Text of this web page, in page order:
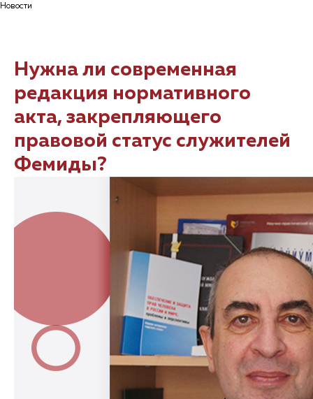
Новости
Нужна ли современная
редакция нормативного
акта, закрепляющего
правовой статус служителей
Фемиды?